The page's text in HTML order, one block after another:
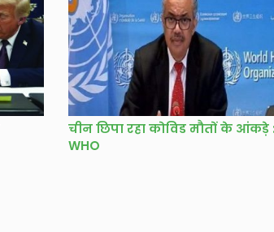
चीन छिपा रहा कोविड मौतों के आंकड़े :
WHO